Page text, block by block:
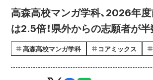
高森高校マンガ学科、2026年
は2.5倍！県外からの志願者が半
高森高校マンガ学科 コアミックス